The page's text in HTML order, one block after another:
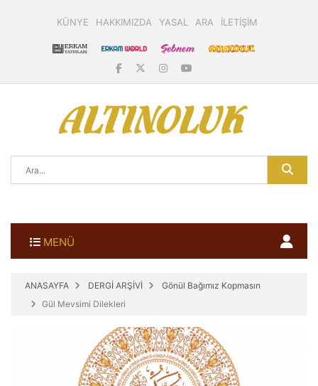
KÜNYE HAKKIMIZDA YASAL ARA İLETİŞİM
MENÜ
ANASAYFA DERGİ ARŞİVİ
Gönül Bağımız Kopmasın
Gül Mevsimi Dilekleri